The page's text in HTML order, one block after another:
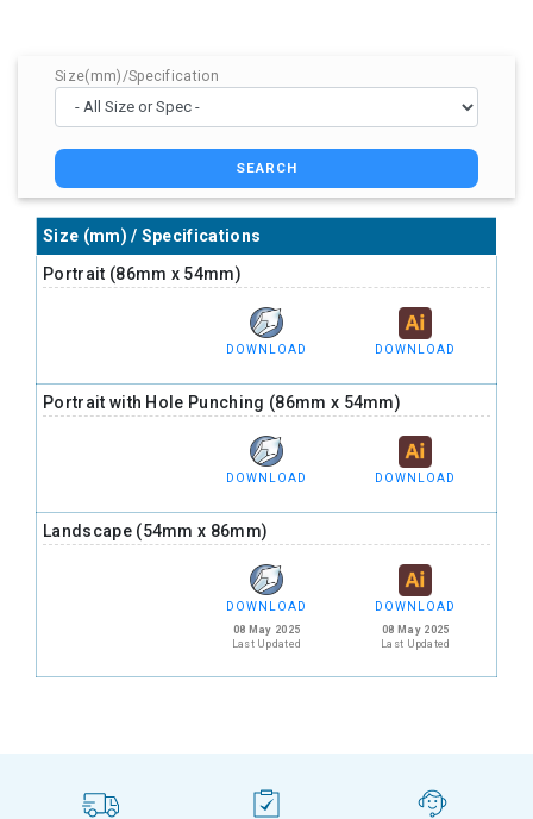
Size(mm)/Specification
SEARCH
Size (mm) / Specifications
Portrait (86mm x 54mm)
DOWNLOAD DOWNLOAD
Portrait with Hole Punching (86mm x 54mm)
DOWNLOAD DOWNLOAD
Landscape (54mm x 86mm)
DOWNLOAD
08 May 2025
Last Updated
DOWNLOAD
08 May 2025
Last Updated